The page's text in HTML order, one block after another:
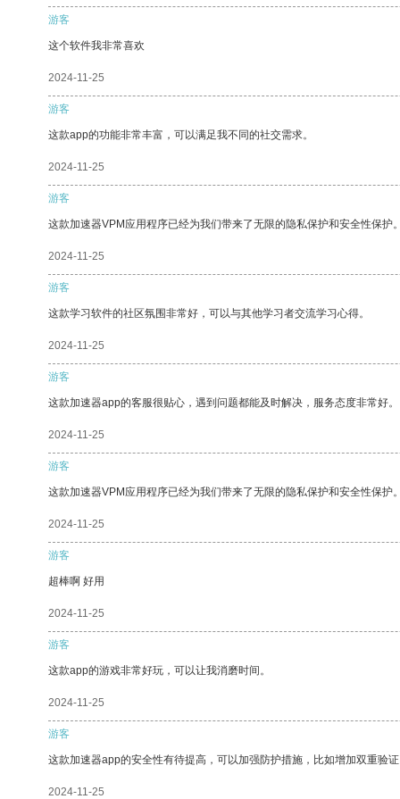
游客
这个软件我非常喜欢
2024-11-25
游客
这款app的功能非常丰富，可以满足我不同的社交需求。
2024-11-25
游客
这款加速器VPM应用程序已经为我们带来了无限的隐私保护和安全性保护
2024-11-25
游客
这款学习软件的社区氛围非常好，可以与其他学习者交流学习心得。
2024-11-25
游客
这款加速器app的客服很贴心，遇到问题都能及时解决，服务态度非常好。
2024-11-25
游客
这款加速器VPM应用程序已经为我们带来了无限的隐私保护和安全性保护
2024-11-25
游客
超棒啊 好用
2024-11-25
游客
这款app的游戏非常好玩，可以让我消磨时间。
2024-11-25
游客
这款加速器app的安全性有待提高，可以加强防护措施，比如增加双重验
2024-11-25